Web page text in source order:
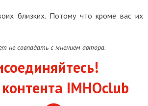
близких. Потому что кроме вас их
не совпадать с мнением автора.
IMHOclub